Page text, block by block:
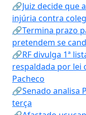
🔗Juiz decide que
injúria contra
🔗Termina prazo
pretendem se
🔗RF divulga 1ª
respaldada por lei
Pacheco
🔗Senado analisa
terça